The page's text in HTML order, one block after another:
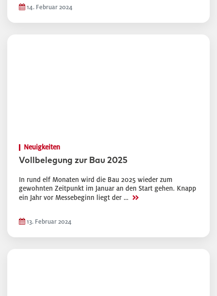
14. Februar 2024
Neuigkeiten
Vollbelegung zur Bau 2025
In rund elf Monaten wird die Bau 2025 wieder zum
gewohnten Zeitpunkt im Januar an den Start gehen. Knapp
ein Jahr vor Messebeginn liegt der … >>
13. Februar 2024